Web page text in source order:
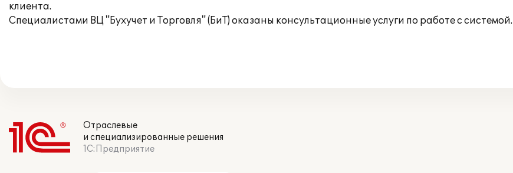
клиента.
Специалистами ВЦ "Бухучет и Торговля" (БиТ) оказаны консультационные услуги по работе с системой.
Отраслевые
и специализированные решения
1С:Предприятие